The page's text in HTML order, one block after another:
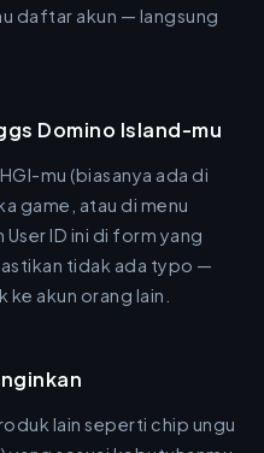
daftar akun — langsung
Domino Island-mu
mu (biasanya ada di
game, atau di menu
ID ini di form yang
tidak ada typo —
ke akun orang lain.
lain seperti chip ungu